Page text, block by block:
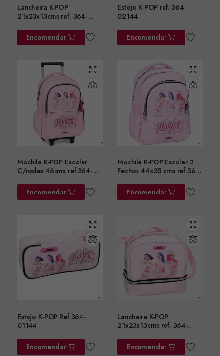
Lancheira K-POP
21x23x13cms ref. 364-
Encomendar
Estojo K-POP ref. 364-
02144
Encomendar
Mochila K-POP Escolar
C/rodas 46cms ref.364-
Encomendar
Mochila K-POP Escolar 3
Fechos 44×35 cms ref.364-
Encomendar
Estojo K-POP Ref.364-
01144
Encomendar
Lancheira K-POP
21x23x13cms ref. 364-
Encomendar